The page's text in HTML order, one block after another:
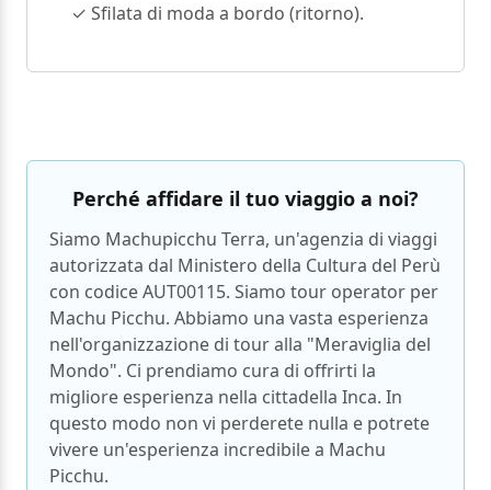
✓ Sfilata di moda a bordo (ritorno).
Perché affidare il tuo viaggio a noi?
Siamo Machupicchu Terra, un'agenzia di viaggi
autorizzata dal Ministero della Cultura del Perù
con codice AUT00115. Siamo tour operator per
Machu Picchu. Abbiamo una vasta esperienza
nell'organizzazione di tour alla "Meraviglia del
Mondo". Ci prendiamo cura di offrirti la
migliore esperienza nella cittadella Inca. In
questo modo non vi perderete nulla e potrete
vivere un'esperienza incredibile a Machu
Picchu.